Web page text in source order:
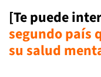
[Te puede
segundo país
su salud